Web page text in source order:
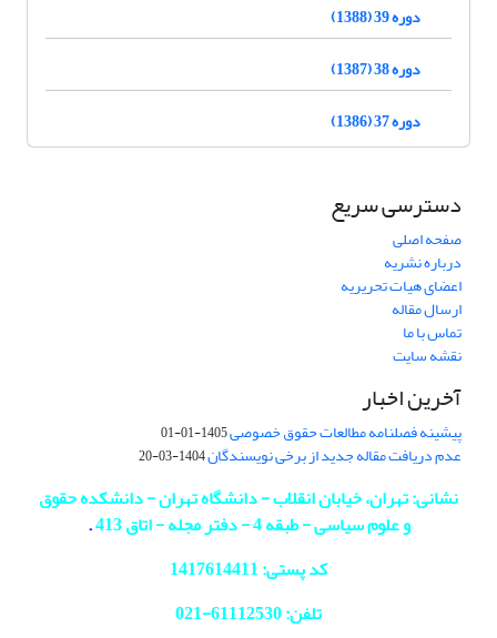
دوره 39 (1388)
دوره 38 (1387)
دوره 37 (1386)
دسترسی سریع
صفحه اصلی
درباره نشریه
اعضای هیات تحریریه
ارسال مقاله
تماس با ما
نقشه سایت
آخرین اخبار
پیشینه فصلنامه مطالعات حقوق خصوصی1405-01-01
عدم دریافت مقاله جدید از برخی نویسندگان1404-03-20
نشانی: تهران، خیابان انقلاب - دانشگاه تهران - دانشکده حقوق
و علوم سیاسی - طبقه 4 - دفتر مجله - اتاق 413
.
کد پستی: 1417614411
تلفن: 61112530-
021